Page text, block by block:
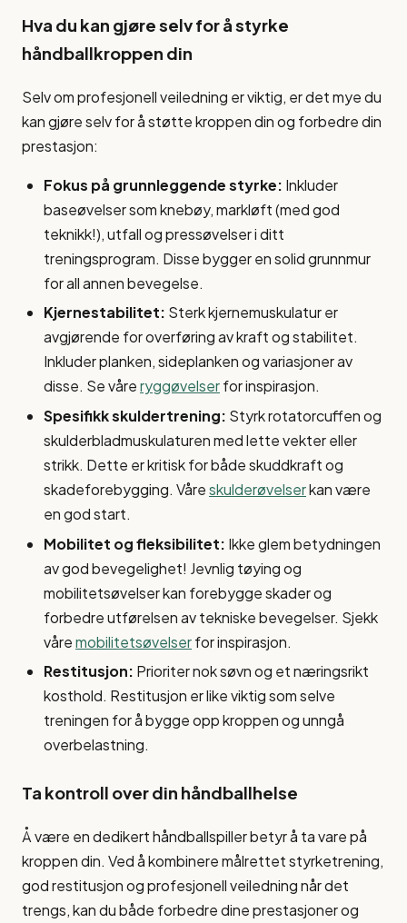
Hva du kan gjøre selv for å styrke
håndballkroppen din
Selv om profesjonell veiledning er viktig, er det mye du
kan gjøre selv for å støtte kroppen din og forbedre din
prestasjon:
Fokus på grunnleggende styrke: Inkluder
baseøvelser som knebøy, markløft (med god
teknikk!), utfall og pressøvelser i ditt
treningsprogram. Disse bygger en solid grunnmur
for all annen bevegelse.
Kjernestabilitet: Sterk kjernemuskulatur er
avgjørende for overføring av kraft og stabilitet.
Inkluder planken, sideplanken og variasjoner av
disse. Se våreryggøvelserfor inspirasjon.
Spesifikk skuldertrening: Styrk rotatorcuffen og
skulderbladmuskulaturen med lette vekter eller
strikk. Dette er kritisk for både skuddkraft og
skadeforebygging. Våreskulderøvelserkan være
en god start.
Mobilitet og fleksibilitet: Ikke glem betydningen
av god bevegelighet! Jevnlig tøying og
mobilitetsøvelser kan forebygge skader og
forbedre utførelsen av tekniske bevegelser. Sjekk
våremobilitetsøvelserfor inspirasjon.
Restitusjon: Prioriter nok søvn og et næringsrikt
kosthold. Restitusjon er like viktig som selve
treningen for å bygge opp kroppen og unngå
overbelastning.
Ta kontroll over din håndballhelse
Å være en dedikert håndballspiller betyr å ta vare på
kroppen din. Ved å kombinere målrettet styrketrening,
god restitusjon og profesjonell veiledning når det
trengs, kan du både forbedre dine prestasjoner og